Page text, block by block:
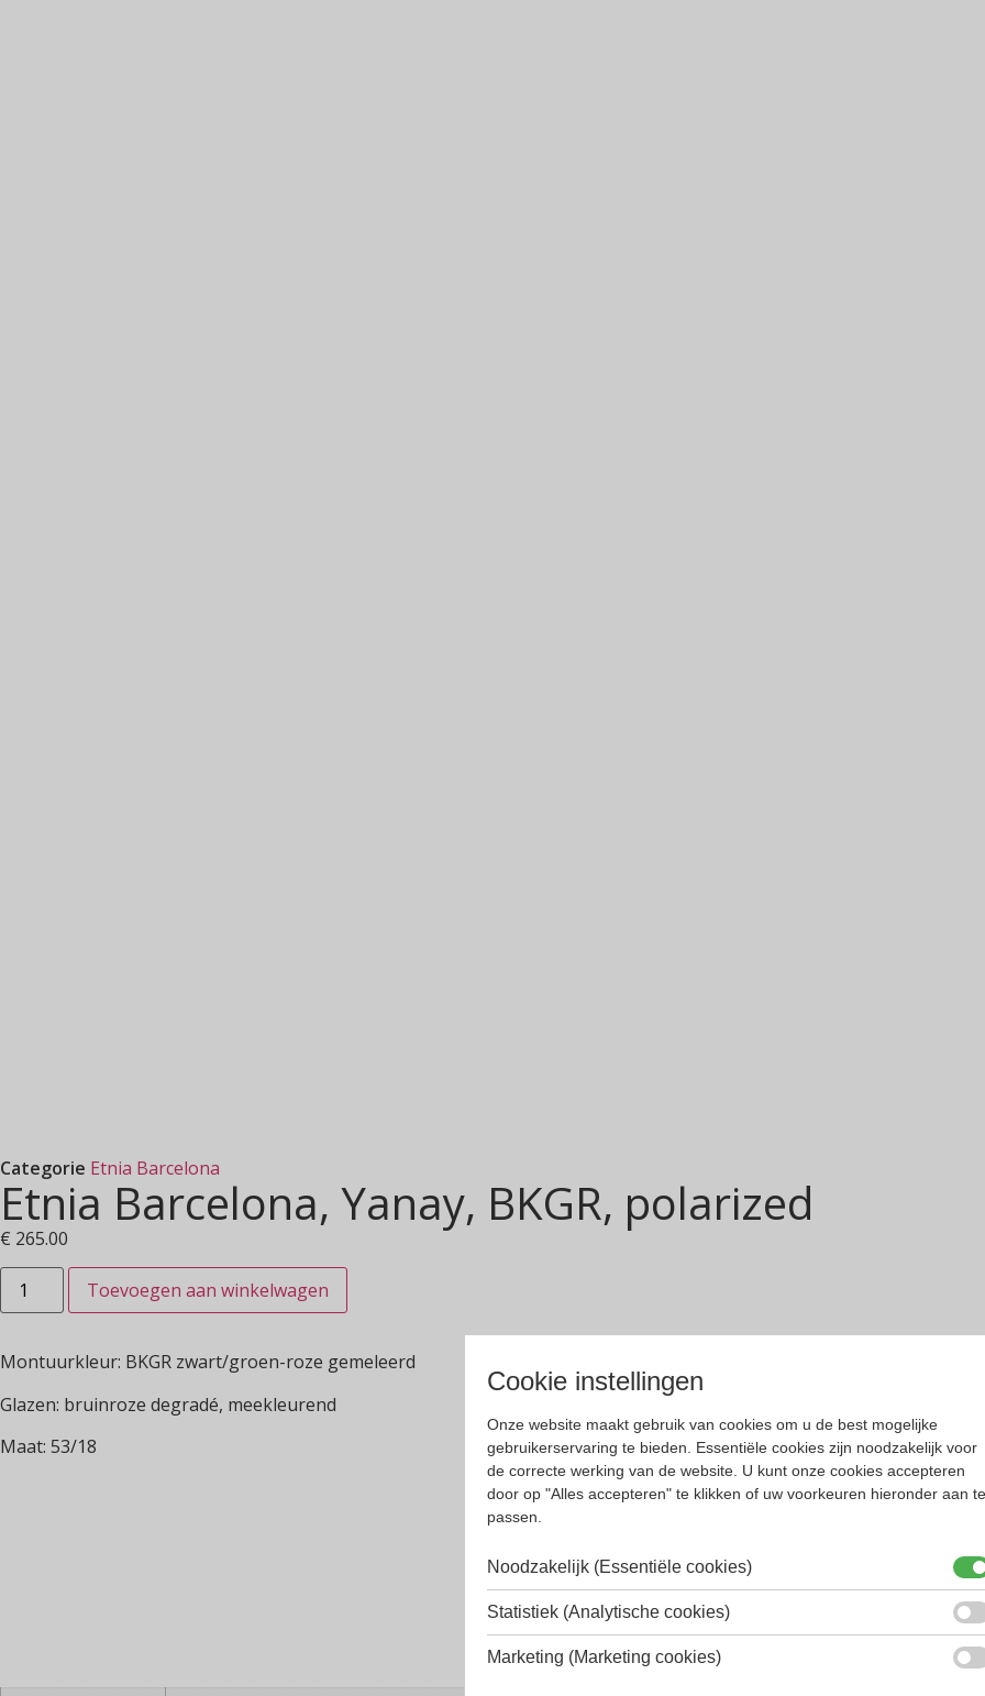
Categorie Etnia Barcelona
Etnia Barcelona, Yanay, BKGR, polarized
€ 265.00
Toevoegen aan winkelwagen
Montuurkleur: BKGR zwart/groen-roze gemeleerd
Glazen: bruinroze degradé, meekleurend
Maat: 53/18
Cookie instellingen
Onze website maakt gebruik van cookies om u de best mogelijke
gebruikerservaring te bieden. Essentiële cookies zijn noodzakelijk voor
de correcte werking van de website. U kunt onze cookies accepteren
door op "Alles accepteren" te klikken of uw voorkeuren hieronder aan te
passen.
Noodzakelijk (Essentiële cookies)
Statistiek (Analytische cookies)
Marketing (Marketing cookies)